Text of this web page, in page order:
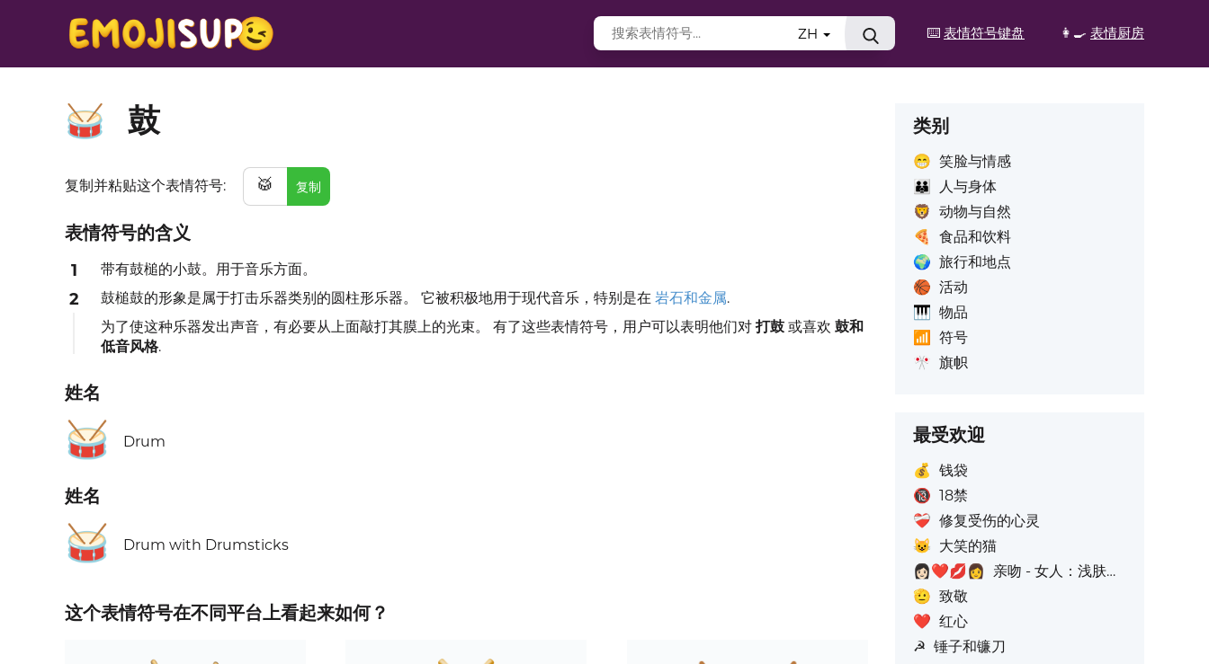
⌨️ 表情符号键盘 👩‍🍳 表情厨房
ZH
🥁 鼓
复制并粘贴这个表情符号: 🥁 复制
表情符号的含义
1 带有鼓槌的小鼓。用于音乐方面。
2 鼓槌鼓的形象是属于打击乐器类别的圆柱形乐器。 它被积极地用于现代音乐，特别是在 岩石和金属.
为了使这种乐器发出声音，有必要从上面敲打其膜上的光束。 有了这些表情符号，用户可以表明他们对打鼓 或喜欢 鼓和
低音风格.
姓名
🥁 Drum
姓名
🥁 Drum with Drumsticks
这个表情符号在不同平台上看起来如何？
类别
😁 笑脸与情感
👪
人与身体
🦁 动物与自然
🍕
食品和饮料
🌍 旅行和地点
🏀 活动
🎹 物品
📶
符号
🎌 旗帜
最受欢迎
💰 钱袋
🔞 18禁
❤️‍🩹 修复受伤的心灵
😺 大笑的猫
👩🏻‍❤️‍💋‍👩
亲吻 - 女人：浅肤色, 女人：无肤色: 无肤色
🫡 致敬
❤️ 红心
☭ 锤子和镰刀